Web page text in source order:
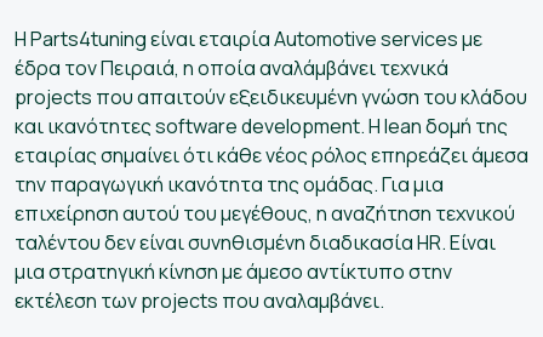
Η Parts4tuning είναι εταιρία Automotive services με
έδρα τον Πειραιά, η οποία αναλάμβάνει τεχνικά
projects που απαιτούν εξειδικευμένη γνώση του κλάδου
και ικανότητες software development. Η lean δομή της
εταιρίας σημαίνει ότι κάθε νέος ρόλος επηρεάζει άμεσα
την παραγωγική ικανότητα της ομάδας. Για μια
επιχείρηση αυτού του μεγέθους, η αναζήτηση τεχνικού
ταλέντου δεν είναι συνηθισμένη διαδικασία HR. Είναι
μια στρατηγική κίνηση με άμεσο αντίκτυπο στην
εκτέλεση των projects που αναλαμβάνει.